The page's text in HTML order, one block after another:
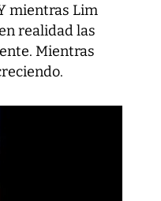
mientras Lim
realidad las
Mientras